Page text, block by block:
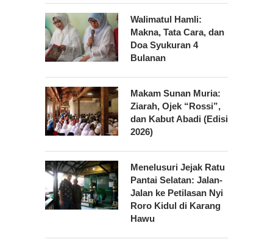
Walimatul Hamli:
Makna, Tata Cara, dan
Doa Syukuran 4
Bulanan
Makam Sunan Muria:
Ziarah, Ojek “Rossi”,
dan Kabut Abadi (Edisi
2026)
Menelusuri Jejak Ratu
Pantai Selatan: Jalan-
Jalan ke Petilasan Nyi
Roro Kidul di Karang
Hawu